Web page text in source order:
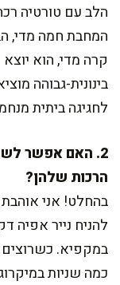
הלב עם טורטיה
המחבת חמה מדי,
קרה מדי, הוא
בינונית-גבוהה
לחגיגה ביתית
2. האם אפשר
הרכות שלהן?
בהחלט! אני
להניח נייר אפיה
במקפיא.
כמה שניות